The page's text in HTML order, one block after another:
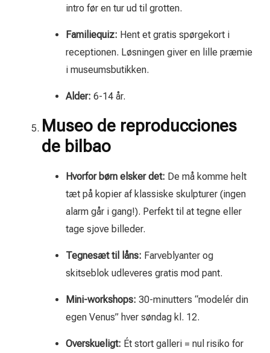
intro før en tur ud til grotten.
Familiequiz: Hent et gratis spørgekort i
receptionen. Løsningen giver en lille præmie
i museumsbutikken.
Alder: 6-14 år.
Museo de reproducciones
de bilbao
Hvorfor børn elsker det: De må komme helt
tæt på kopier af klassiske skulpturer (ingen
alarm går i gang!). Perfekt til at tegne eller
tage sjove billeder.
Tegnesæt til låns: Farveblyanter og
skitseblok udleveres gratis mod pant.
Mini-workshops: 30-minutters “modelér din
egen Venus” hver søndag kl. 12.
Overskueligt: Ét stort galleri = nul risiko for